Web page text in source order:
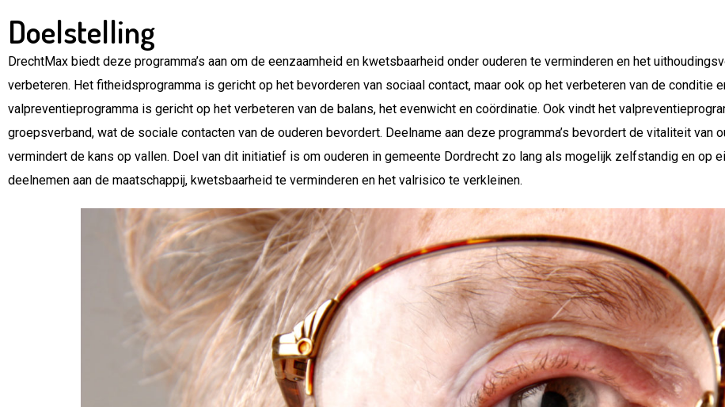
Doelstelling
DrechtMax biedt deze programma’s aan om de eenzaamheid en kwetsbaarheid onder ouderen te verminderen en het
verbeteren. Het fitheidsprogramma is gericht op het bevorderen van sociaal contact, maar ook op het verbeteren van de conditie
valpreventieprogramma is gericht op het verbeteren van de balans, het evenwicht en coördinatie. Ook vindt het
groepsverband, wat de sociale contacten van de ouderen bevordert. Deelname aan deze programma’s bevordert de vitaliteit van
vermindert de kans op vallen. Doel van dit initiatief is om ouderen in gemeente Dordrecht zo lang als mogelijk zelfstandig en op
deelnemen aan de maatschappij, kwetsbaarheid te verminderen en het valrisico te verkleinen.